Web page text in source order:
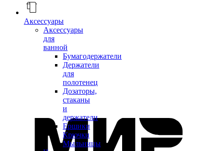
Аксессуары
Аксессуары
для
ванной
Бумагодержатели
Держатели
для
полотенец
Дозаторы,
стаканы
и
держатели
Ершики
Крючки
Мыльницы